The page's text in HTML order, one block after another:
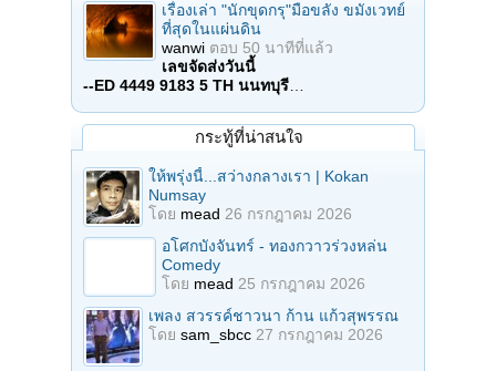
เรื่องเล่า "นักขุดกรุ"มือขลัง ขมังเวทย์
ที่สุดในแผ่นดิน
wanwi ตอบ 50 นาทีที่แล้ว
เลขจัดส่งวันนี้
--ED 4449 9183 5 TH นนทบุรี…
กระทู้ที่น่าสนใจ
ให้พรุ่งนี้...สว่างกลางเรา | Kokan
Numsay
โดย mead 26 กรกฎาคม 2026
อโศกบังจันทร์ - ทองกวาวร่วงหล่น
Comedy
โดย mead 25 กรกฎาคม 2026
เพลง สวรรค์ชาวนา ก้าน แก้วสุพรรณ
โดย sam_sbcc 27 กรกฎาคม 2026